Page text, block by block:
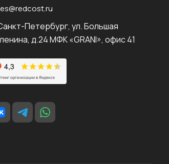
Петербург, ул. Большая
д.24 МФК «GRANI», офис 41